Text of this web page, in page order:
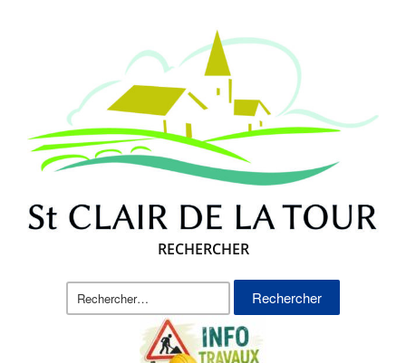
RECHERCHER
Rechercher :